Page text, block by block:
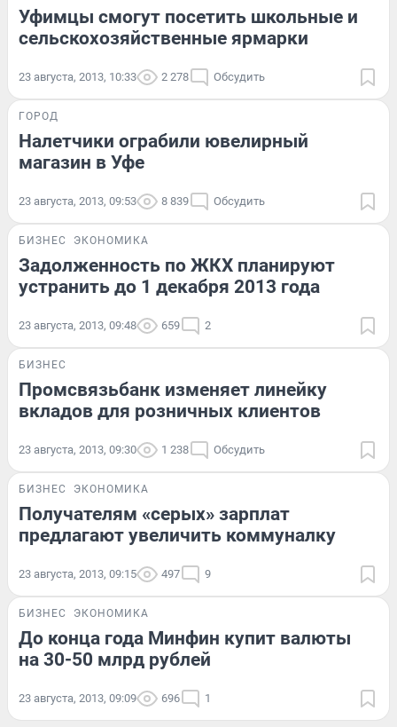
Уфимцы смогут посетить школьные и
сельскохозяйственные ярмарки
23 августа, 2013, 10:33 2 278 Обсудить
ГОРОД
Налетчики ограбили ювелирный
магазин в Уфе
23 августа, 2013, 09:53 8 839 Обсудить
БИЗНЕС ЭКОНОМИКА
Задолженность по ЖКХ планируют
устранить до 1 декабря 2013 года
23 августа, 2013, 09:48 659 2
БИЗНЕС
Промсвязьбанк изменяет линейку
вкладов для розничных клиентов
23 августа, 2013, 09:30 1 238 Обсудить
БИЗНЕС ЭКОНОМИКА
Получателям «серых» зарплат
предлагают увеличить коммуналку
23 августа, 2013, 09:15 497 9
БИЗНЕС ЭКОНОМИКА
До конца года Минфин купит валюты
на 30-50 млрд рублей
23 августа, 2013, 09:09 696 1